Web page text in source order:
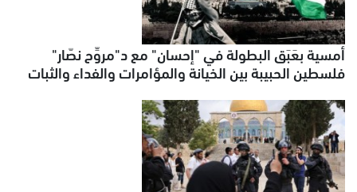
أمسية بعَبَق البطولة في "إحسان" مع د"مروِّح نصّار"
فلسطين الحبيبة بين الخيانة والمؤامرات والفداء والثبات